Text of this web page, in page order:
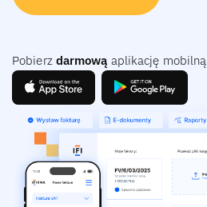
Pobierz darmową aplikację mobilną